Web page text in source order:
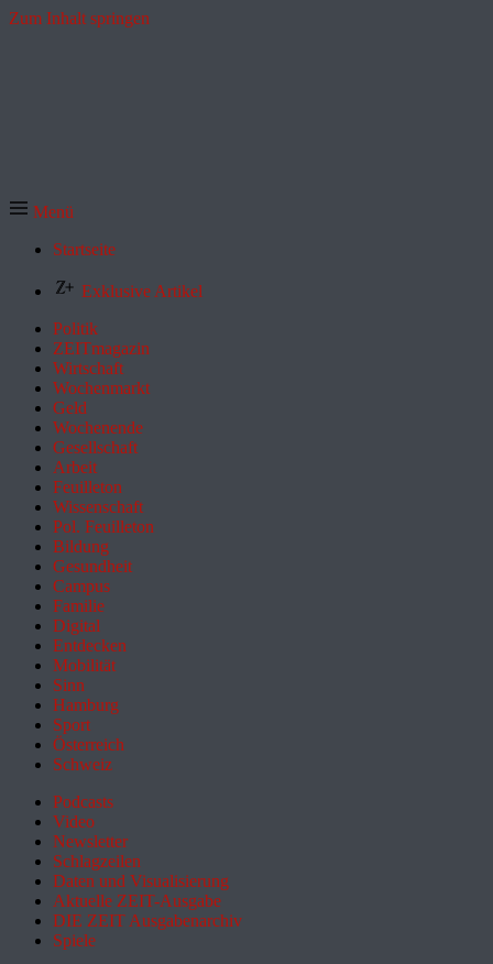
Zum Inhalt springen
Menü
Startseite
Exklusive Artikel
Politik
ZEITmagazin
Wirtschaft
Wochenmarkt
Geld
Wochenende
Gesellschaft
Arbeit
Feuilleton
Wissenschaft
Pol. Feuilleton
Bildung
Gesundheit
Campus
Familie
Digital
Entdecken
Mobilität
Sinn
Hamburg
Sport
Österreich
Schweiz
Podcasts
Video
Newsletter
Schlagzeilen
Daten und Visualisierung
Aktuelle ZEIT-Ausgabe
DIE ZEIT Ausgabenarchiv
Spiele